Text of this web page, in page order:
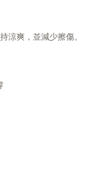
涼爽，並減少擦傷。